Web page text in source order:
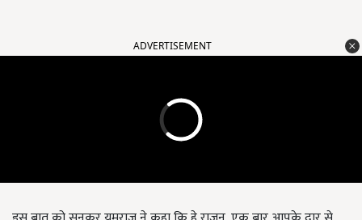
ADVERTISEMENT